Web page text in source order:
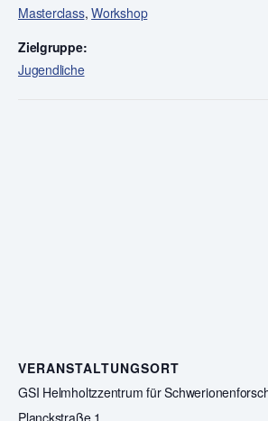
Masterclass,Workshop
Zielgruppe:
Jugendliche
VERANSTALTUNGSORT
GSI Helmholtzzentrum für
Planckstraße 1